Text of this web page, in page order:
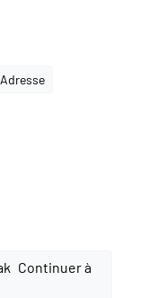
Adresse
Continuer à